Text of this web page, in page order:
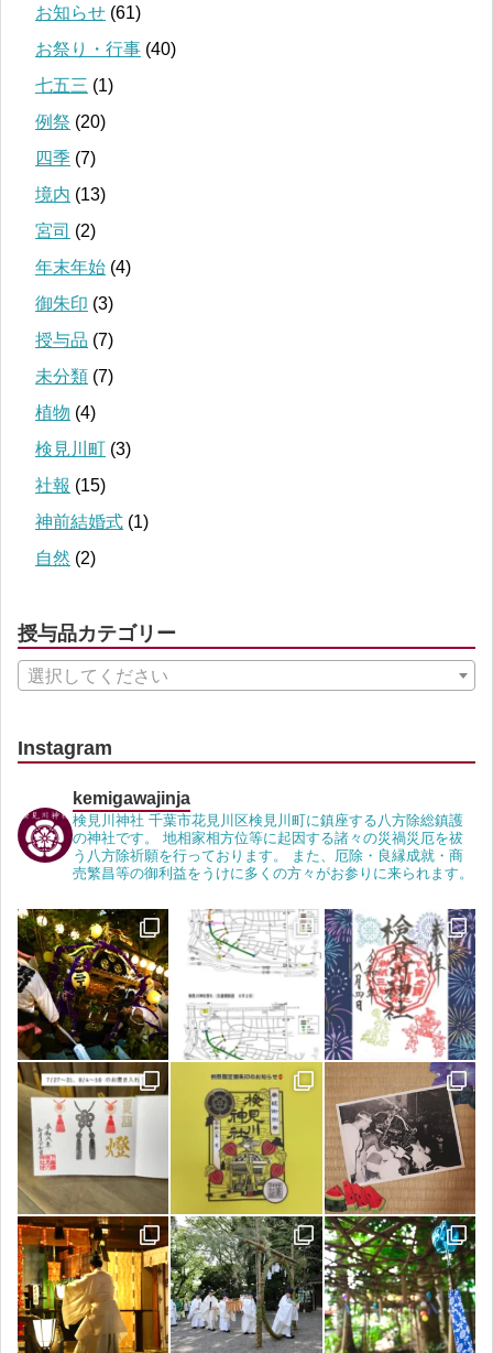
お知らせ (61)
お祭り・行事 (40)
七五三 (1)
例祭 (20)
四季 (7)
境内 (13)
宮司 (2)
年末年始 (4)
御朱印 (3)
授与品 (7)
未分類 (7)
植物 (4)
検見川町 (3)
社報 (15)
神前結婚式 (1)
自然 (2)
授与品カテゴリー
選択してください
Instagram
kemigawajinja
検見川神社 千葉市花見川区検見川町に鎮座する八方除総鎮護
の神社です。 地相家相方位等に起因する諸々の災禍災厄を祓
う八方除祈願を行っております。 また、厄除・良縁成就・商
売繁昌等の御利益をうけに多くの方々がお参りに来られます。